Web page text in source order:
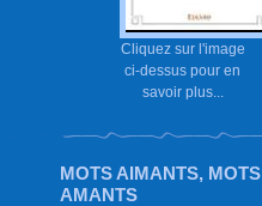
Cliquez sur l'image
ci-dessus pour en
savoir plus...
MOTS AIMANTS, MOTS
AMANTS